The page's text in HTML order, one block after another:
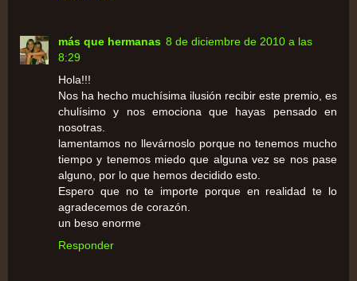
más que hermanas 8 de diciembre de 2010 a las
8:29
Hola!!!
Nos ha hecho muchísima ilusión recibir este premio, es
chulísimo y nos emociona que hayas pensado en
nosotras.
lamentamos no llevárnoslo porque no tenemos mucho
tiempo y tenemos miedo que alguna vez se nos pase
alguno, por lo que hemos decidido esto.
Espero que no te importe porque en realidad te lo
agradecemos de corazón.
un beso enorme
Responder